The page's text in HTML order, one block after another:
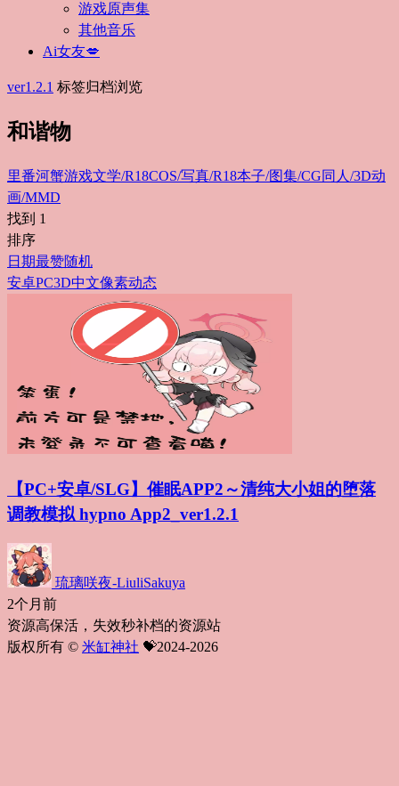
游戏原声集
其他音乐
Ai女友💋
ver1.2.1 标签归档浏览
和谐物
里番河蟹游戏文学/R18COS/写真/R18本子/图集/CG同人/3D动
画/MMD
找到 1
排序
日期最赞随机
安卓PC3D中文像素动态
【PC+安卓/SLG】催眠APP2～清纯大小姐的堕落
调教模拟 hypno App2_ver1.2.1
琉璃咲夜-LiuliSakuya
2个月前
资源高保活，失效秒补档的资源站
版权所有 © 米缸神社 💝2024-2026